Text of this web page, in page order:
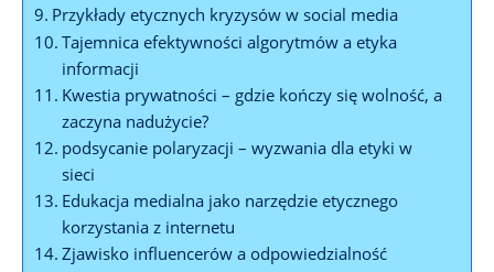
Przykłady etycznych kryzysów w social media
Tajemnica efektywności algorytmów a etyka
informacji
Kwestia prywatności – gdzie kończy się wolność, a
zaczyna nadużycie?
podsycanie polaryzacji – wyzwania dla etyki w
sieci
Edukacja medialna jako narzędzie etycznego
korzystania z internetu
Zjawisko influencerów a odpowiedzialność